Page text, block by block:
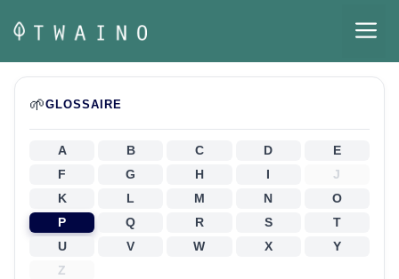
au
contenu
🌱GLOSSAIRE
A B C D
E
F
G H I
J
K
L M N
O
P
Q R S
T
U
V W X
Y
Z